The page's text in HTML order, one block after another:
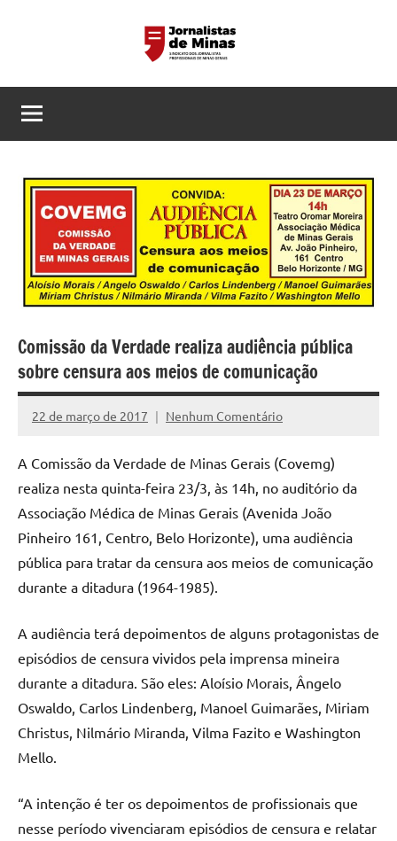
conteúdo
Sindicato
dos
Profissionais
de
Minas
Gerais
Sindicato
dos
Profissionais
Comissão da Verdade realiza audiência pública
sobre censura aos meios de comunicação
22 de março de 2017
Assessoria
Nenhum Comentário
A Comissão da Verdade de Minas Gerais (Covemg)
realiza nesta quinta-feira 23/3, às 14h, no auditório da
Associação Médica de Minas Gerais (Avenida João
Pinheiro 161, Centro, Belo Horizonte), uma audiência
pública para tratar da censura aos meios de comunicação
durante a ditadura (1964-1985).
A audiência terá depoimentos de alguns protagonistas de
episódios de censura vividos pela imprensa mineira
durante a ditadura. São eles: Aloísio Morais, Ângelo
Oswaldo, Carlos Lindenberg, Manoel Guimarães, Miriam
Christus, Nilmário Miranda, Vilma Fazito e Washington
Mello.
“A intenção é ter os depoimentos de profissionais que
nesse período vivenciaram episódios de censura e relatar